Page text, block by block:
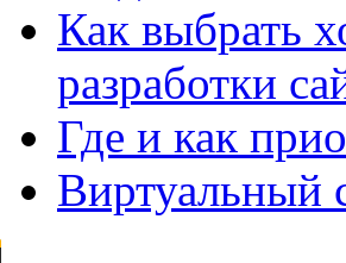
Как выбрать
разработки
Где и как
Виртуальный